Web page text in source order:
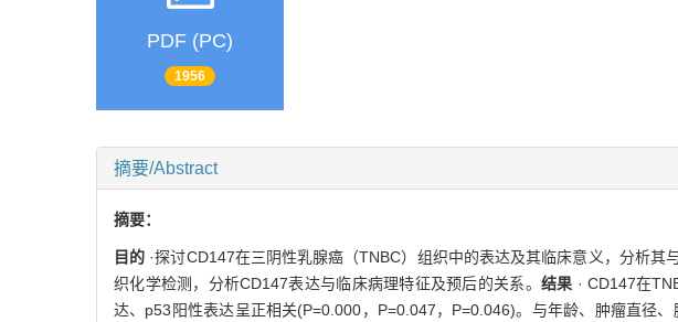
PDF (PC)
1956
摘要/Abstract
摘要：
目的 ·探讨CD147在三阴性乳腺癌（TNBC）组织中的表达及其临床意义，分析其
织化学检测，分析CD147表达与临床病理特征及预后的关系。 结果 · CD147在
达、p53阳性表达呈正相关(P=0.000，P=0.047，P=0.046)。与年龄、肿瘤直径